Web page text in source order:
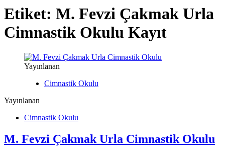
Etiket: M. Fevzi Çakmak Urla
Cimnastik Okulu Kayıt
Yayınlanan
Cimnastik Okulu
Yayınlanan
Cimnastik Okulu
M. Fevzi Çakmak Urla Cimnastik Okulu